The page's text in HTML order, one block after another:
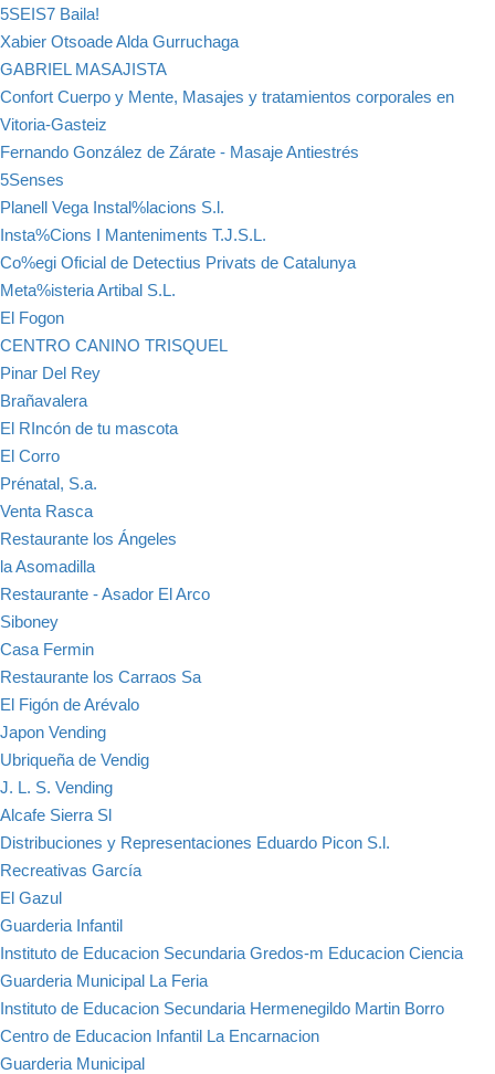
5SEIS7 Baila!
Xabier Otsoade Alda Gurruchaga
GABRIEL MASAJISTA
Confort Cuerpo y Mente, Masajes y tratamientos corporales en
Vitoria-Gasteiz
Fernando González de Zárate - Masaje Antiestrés
5Senses
Planell Vega Instal%lacions S.l.
Insta%Cions I Manteniments T.J.S.L.
Co%egi Oficial de Detectius Privats de Catalunya
Meta%isteria Artibal S.L.
El Fogon
CENTRO CANINO TRISQUEL
Pinar Del Rey
Brañavalera
El RIncón de tu mascota
El Corro
Prénatal, S.a.
Venta Rasca
Restaurante los Ángeles
la Asomadilla
Restaurante - Asador El Arco
Siboney
Casa Fermin
Restaurante los Carraos Sa
El Figón de Arévalo
Japon Vending
Ubriqueña de Vendig
J. L. S. Vending
Alcafe Sierra Sl
Distribuciones y Representaciones Eduardo Picon S.l.
Recreativas García
El Gazul
Guarderia Infantil
Instituto de Educacion Secundaria Gredos-m Educacion Ciencia
Guarderia Municipal La Feria
Instituto de Educacion Secundaria Hermenegildo Martin Borro
Centro de Educacion Infantil La Encarnacion
Guarderia Municipal